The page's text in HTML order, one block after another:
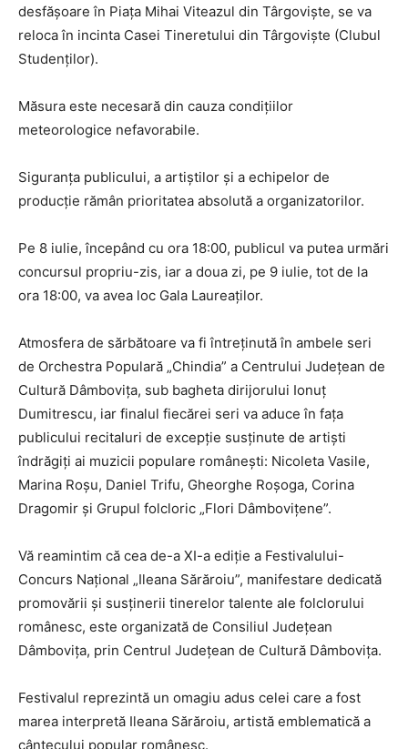
desfășoare în Piața Mihai Viteazul din Târgoviște, se va
reloca în incinta Casei Tineretului din Târgoviște (Clubul
Studenților).
Măsura este necesară din cauza condițiilor
meteorologice nefavorabile.
Siguranța publicului, a artiștilor și a echipelor de
producție rămân prioritatea absolută a organizatorilor.
Pe 8 iulie, începând cu ora 18:00, publicul va putea urmări
concursul propriu-zis, iar a doua zi, pe 9 iulie, tot de la
ora 18:00, va avea loc Gala Laureaților.
Atmosfera de sărbătoare va fi întreținută în ambele seri
de Orchestra Populară „Chindia” a Centrului Județean de
Cultură Dâmbovița, sub bagheta dirijorului Ionuț
Dumitrescu, iar finalul fiecărei seri va aduce în fața
publicului recitaluri de excepție susținute de artiști
îndrăgiți ai muzicii populare românești: Nicoleta Vasile,
Marina Roșu, Daniel Trifu, Gheorghe Roșoga, Corina
Dragomir și Grupul folcloric „Flori Dâmbovițene”.
Vă reamintim că cea de-a XI-a ediție a Festivalului-
Concurs Național „Ileana Sărăroiu”, manifestare dedicată
promovării și susținerii tinerelor talente ale folclorului
românesc, este organizată de Consiliul Județean
Dâmbovița, prin Centrul Județean de Cultură Dâmbovița.
Festivalul reprezintă un omagiu adus celei care a fost
marea interpretă Ileana Sărăroiu, artistă emblematică a
cântecului popular românesc.